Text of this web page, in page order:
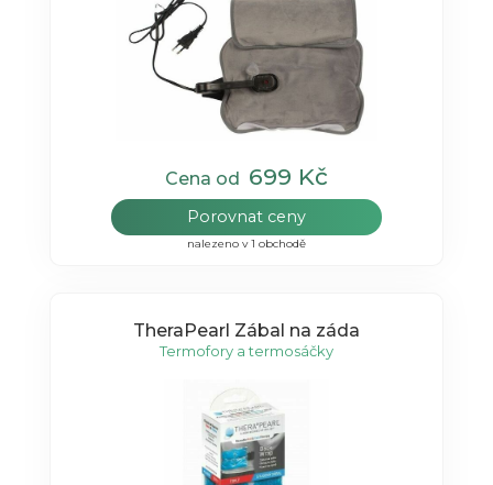
Cena od 699 Kč
Porovnat ceny
nalezeno v 1 obchodě
TheraPearl Zábal na záda
Termofory a termosáčky